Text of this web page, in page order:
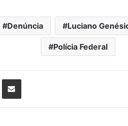
Denúncia Luciano
Polícia Federal
Compartilhar por e-mail